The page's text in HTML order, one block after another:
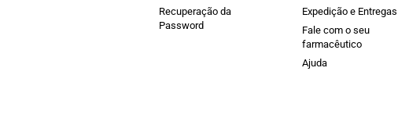
Recuperação da
Password
Expedição e Entregas
Fale com o seu
farmacêutico
Ajuda